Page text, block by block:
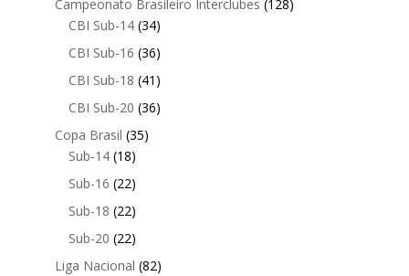
Campeonato Brasileiro Interclubes (128)
CBI Sub-14(34)
CBI Sub-16 (36)
CBI Sub-18 (41)
CBI Sub-20 (36)
Copa Brasil (35)
Sub-14(18)
Sub-16 (22)
Sub-18 (22)
Sub-20 (22)
Liga Nacional (82)